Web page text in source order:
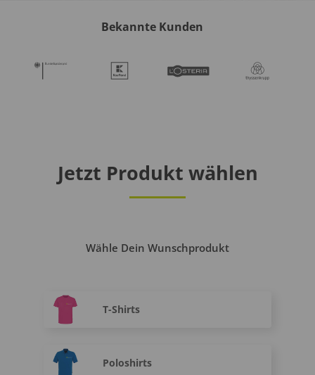
Bekannte Kunden
Jetzt Produkt wählen
Wähle Dein Wunschprodukt
T-Shirts
Poloshirts